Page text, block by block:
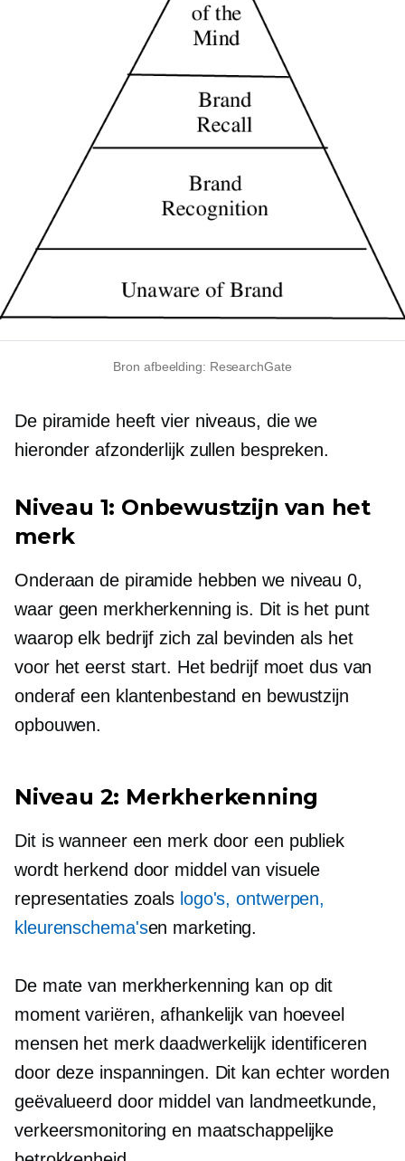
Bron afbeelding: ResearchGate
De piramide heeft vier niveaus, die we
hieronder afzonderlijk zullen bespreken.
Niveau 1: Onbewustzijn van het
merk
Onderaan de piramide hebben we niveau 0,
waar geen merkherkenning is. Dit is het punt
waarop elk bedrijf zich zal bevinden als het
voor het eerst start. Het bedrijf moet dus van
onderaf een klantenbestand en bewustzijn
opbouwen.
Niveau 2: Merkherkenning
Dit is wanneer een merk door een publiek
wordt herkend door middel van visuele
representaties zoals logo's, ontwerpen,
kleurenschema'sen marketing.
De mate van merkherkenning kan op dit
moment variëren, afhankelijk van hoeveel
mensen het merk daadwerkelijk identificeren
door deze inspanningen. Dit kan echter worden
geëvalueerd door middel van landmeetkunde,
verkeersmonitoring en maatschappelijke